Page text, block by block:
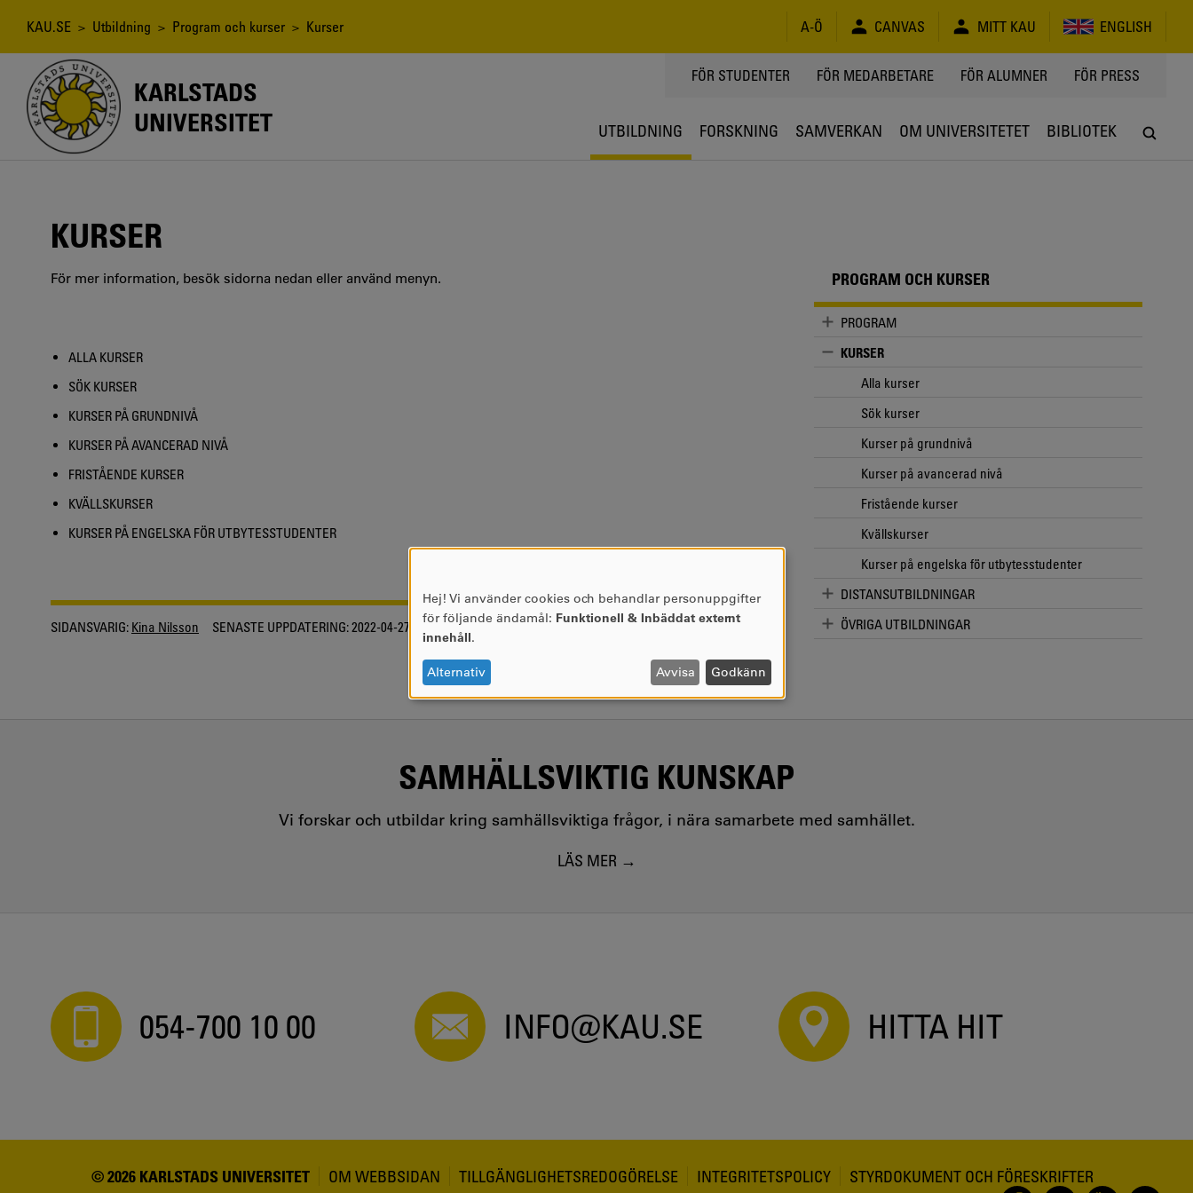
Länkstig
KAU.SE > Utbildning > Program och kurser > Kurser A-Ö CANVAS MITT KAU ENGLISH
KARLSTADS
UNIVERSITET
TOPPMENY
FÖR STUDENTER FÖR MEDARBETARE FÖR ALUMNER FÖR PRESS
UTBILDNING FORSKNING SAMVERKAN OM UNIVERSITETET BIBLIOTEK
KURSER
För mer information, besök sidorna nedan eller använd menyn.
ALLA KURSER
SÖK KURSER
KURSER PÅ GRUNDNIVÅ
KURSER PÅ AVANCERAD NIVÅ
FRISTÅENDE KURSER
KVÄLLSKURSER
KURSER PÅ ENGELSKA FÖR UTBYTESSTUDENTER
SIDANSVARIG: Kina Nilsson SENASTE UPPDATERING:2022-04-27
PROGRAM OCH KURSER
PROGRAM
KURSER
Alla kurser
Sök kurser
Kurser på grundnivå
Kurser på avancerad nivå
Fristående kurser
Kvällskurser
Kurser på engelska för utbytesstudenter
DISTANSUTBILDNINGAR
ÖVRIGA UTBILDNINGAR
SAMHÄLLSVIKTIG KUNSKAP
Vi forskar och utbildar kring samhällsviktiga frågor, i nära samarbete med samhället.
LÄS MER
054-700 10 00 INFO@KAU.SE HITTA HIT
© 2026 KARLSTADS UNIVERSITET OM WEBBSIDAN TILLGÄNGLIGHETSREDOGÖRELSE INTEGRITETSPOLICY STYRDOKUMENT OCH FÖRESKRIFTER
ANVÄNDNING
AV
OCH
COOKIES
Hej! Vi använder cookies och behandlar personuppgifter
för följande ändamål: Funktionell & Inbäddat externt
innehåll.
Alternativ Avvisa Godkänn